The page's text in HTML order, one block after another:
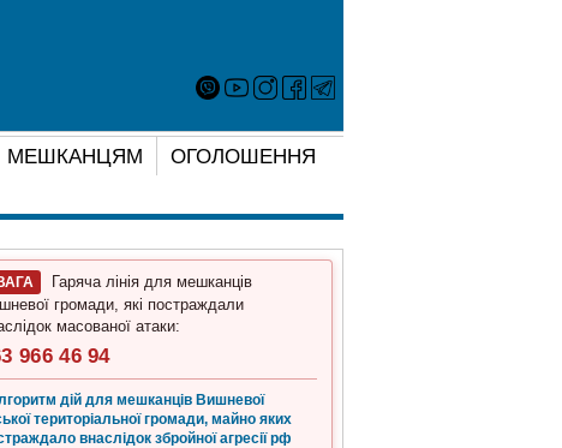
МЕШКАНЦЯМ
ОГОЛОШЕННЯ
Гаряча лінія для мешканців
громади, які постраждали
масованої атаки:
966 46 94
дій для мешканців Вишневої
територіальної громади, майно яких
внаслідок збройної агресії рф